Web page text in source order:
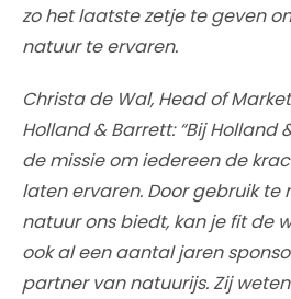
zo het laatste zetje te geven
natuur te ervaren.
Christa de Wal, Head of
Holland & Barrett: “Bij Holland
de missie om iedereen de
laten ervaren. Door gebruik te
natuur ons biedt, kan je fit de
ook al een aantal jaren
partner van natuurijs. Zij